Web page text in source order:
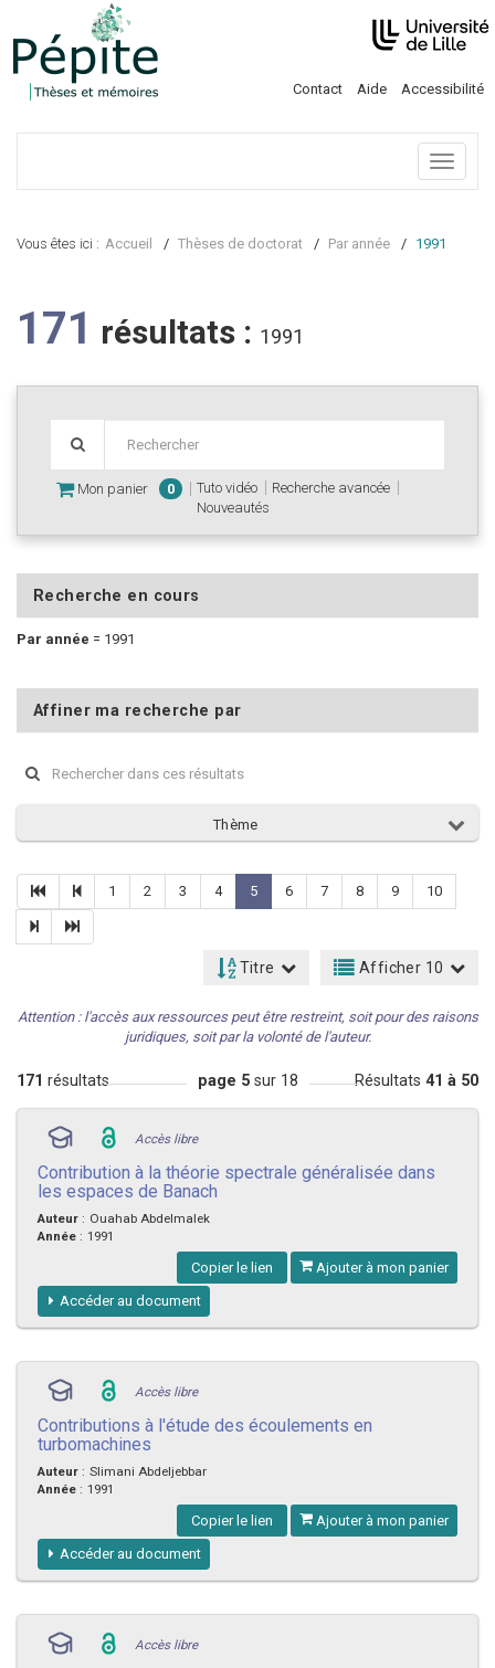
Contact Aide Accessibilité
Menu
Vous êtes ici : Accueil Thèses de doctorat Par année 1991
171 résultats : 1991
Mon panier 0 Tuto vidéo
Recherche avancée
Nouveautés
Recherche en cours
Par année = 1991
Affiner ma recherche par
Thème
1 2 3 4 5 6 7 8 9 10
Titre Afficher 10
Attention : l'accès aux ressources peut être restreint, soit pour des raisons
juridiques, soit par la volonté de l'auteur.
171 résultats page 5 sur 18 Résultats 41 à 50
Accès libre
Contribution à la théorie spectrale généralisée dans
les espaces de Banach
Auteur : Ouahab Abdelmalek
Année : 1991
Copier le lien Ajouter à mon panier
Accéder au document
Accès libre
Contributions à l'étude des écoulements en
turbomachines
Auteur : Slimani Abdeljebbar
Année : 1991
Copier le lien Ajouter à mon panier
Accéder au document
Accès libre